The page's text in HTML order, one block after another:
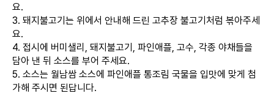
요.
3. 돼지불고기는 위에서 안내해 드린 고추장 불고기처럼 볶아주세
요.
4. 접시에 버미샐리, 돼지불고기, 파인애플, 고수, 각종 야채들을
담아 낸 뒤 소스를 부어 주세요.
5. 소스는 월남쌈 소스에 파인애플 통조림 국물을 입맛에 맞게 첨
가해 주시면 된답니다.